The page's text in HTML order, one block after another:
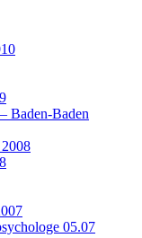
Baden-Baden
05.07